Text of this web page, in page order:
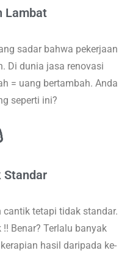
Lambat
sadar bahwa pekerjaan
Di dunia jasa renovasi
= uang bertambah. Anda
seperti ini?
Standar
cantik tetapi tidak standar.
Benar? Terlalu banyak
hasil daripada ke-